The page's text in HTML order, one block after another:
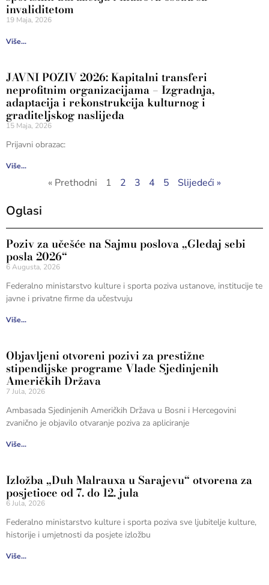
invaliditetom
19 Maja, 2026
Više...
JAVNI POZIV 2026: Kapitalni transferi
neprofitnim organizacijama – Izgradnja,
adaptacija i rekonstrukcija kulturnog i
graditeljskog naslijeđa
15 Maja, 2026
Prijavni obrazac:
Više...
« Prethodni 1 2 3 4 5 Slijedeći »
Oglasi
Poziv za učešće na Sajmu poslova „Gledaj sebi
posla 2026“
6 Augusta, 2026
Federalno ministarstvo kulture i sporta poziva ustanove, institucije te
javne i privatne firme da učestvuju
Više...
Objavljeni otvoreni pozivi za prestižne
stipendijske programe Vlade Sjedinjenih
Američkih Država
7 Jula, 2026
Ambasada Sjedinjenih Američkih Država u Bosni i Hercegovini
zvanično je objavilo otvaranje poziva za apliciranje
Više...
Izložba „Duh Malrauxa u Sarajevu“ otvorena za
posjetioce od 7. do 12. jula
6 Jula, 2026
Federalno ministarstvo kulture i sporta poziva sve ljubitelje kulture,
historije i umjetnosti da posjete izložbu
Više...